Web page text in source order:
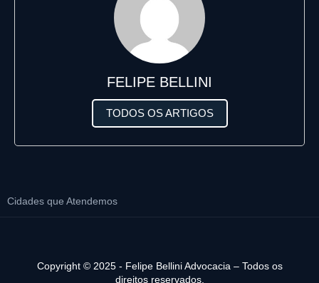
FELIPE BELLINI
TODOS OS ARTIGOS
Cidades que Atendemos
Copyright © 2025 - Felipe Bellini Advocacia – Todos os
direitos reservados.